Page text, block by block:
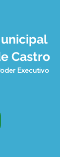
Castro
Executivo